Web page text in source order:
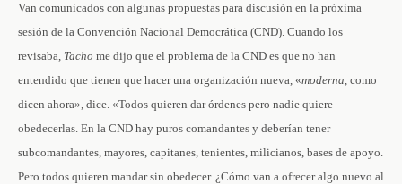
Van comunicados con algunas propuestas para discusión en la próxima
sesión de la Convención Nacional Democrática (CND). Cuando los
revisaba, Tacho me dijo que el problema de la CND es que no han
entendido que tienen que hacer una organización nueva, «moderna, como
dicen ahora», dice. «Todos quieren dar órdenes pero nadie quiere
obedecerlas. En la CND hay puros comandantes y deberían tener
subcomandantes, mayores, capitanes, tenientes, milicianos, bases de apoyo.
Pero todos quieren mandar sin obedecer. ¿Cómo van a ofrecer algo nuevo al